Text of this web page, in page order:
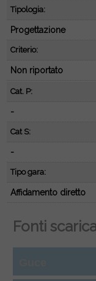
Tipologia:
Progettazione
Criterio:
Non riportato
Cat. P:
-
Cat S:
-
Tipo gara:
Affidamento diretto
Fonti